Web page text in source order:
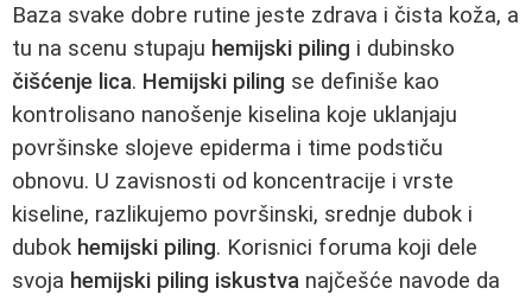
Baza svake dobre rutine jeste zdrava i čista koža, a
tu na scenu stupaju hemijski piling i dubinsko
čišćenje lica. Hemijski piling se definiše kao
kontrolisano nanošenje kiselina koje uklanjaju
površinske slojeve epiderma i time podstiču
obnovu. U zavisnosti od koncentracije i vrste
kiseline, razlikujemo površinski, srednje dubok i
dubok hemijski piling. Korisnici foruma koji dele
svoja hemijski piling iskustva najčešće navode da